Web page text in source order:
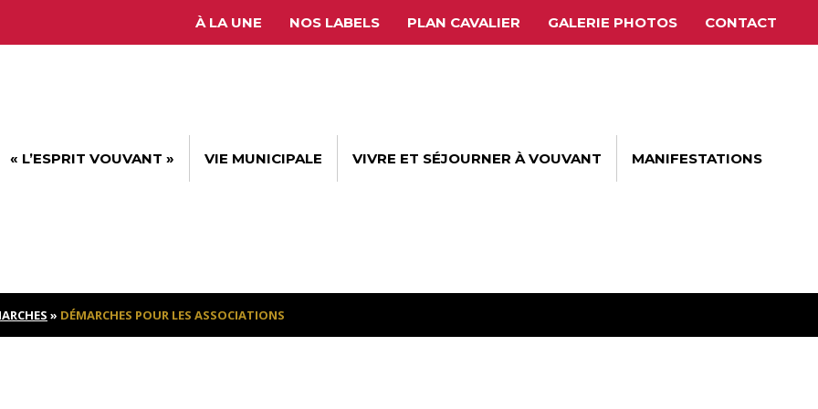
À LA UNE NOS LABELS PLAN CAVALIER GALERIE PHOTOS CONTACT
« L’ESPRIT VOUVANT » VIE MUNICIPALE VIVRE ET SÉJOURNER À VOUVANT MANIFESTATIONS
» DÉMARCHES POUR LES ASSOCIATIONS